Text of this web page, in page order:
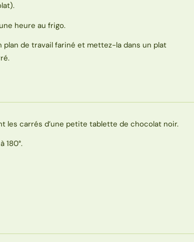
heure au frigo.
plan de travail fariné et mettez-la dans un plat
les carrés d’une petite tablette de chocolat noir.
180°.